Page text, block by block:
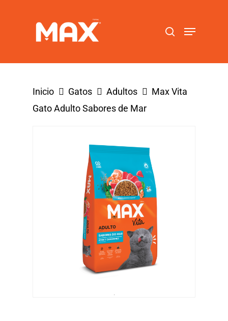
Hit enter to search or ESC to close
Inicio Gatos Adultos
Max Vita
Gato Adulto Sabores de Mar